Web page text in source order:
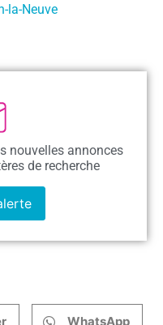
la-Neuve
nouvelles annonces
de recherche
WhatsApp